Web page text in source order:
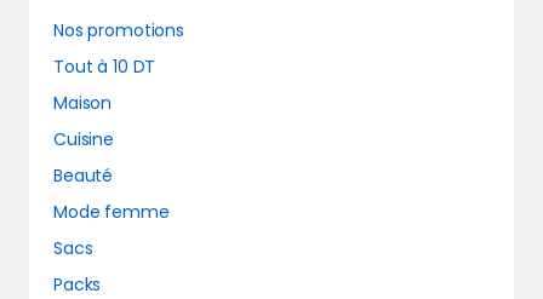
Nos promotions
Tout à 10 DT
Maison
Cuisine
Beauté
Mode femme
Sacs
Packs